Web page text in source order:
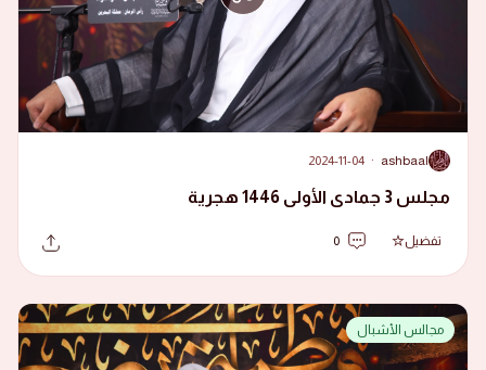
A
ashbaal
·
2024-11-04
مجلس 3 جمادى الأولى 1446 هجرية
تفضيل 0
مجالس الأشبال